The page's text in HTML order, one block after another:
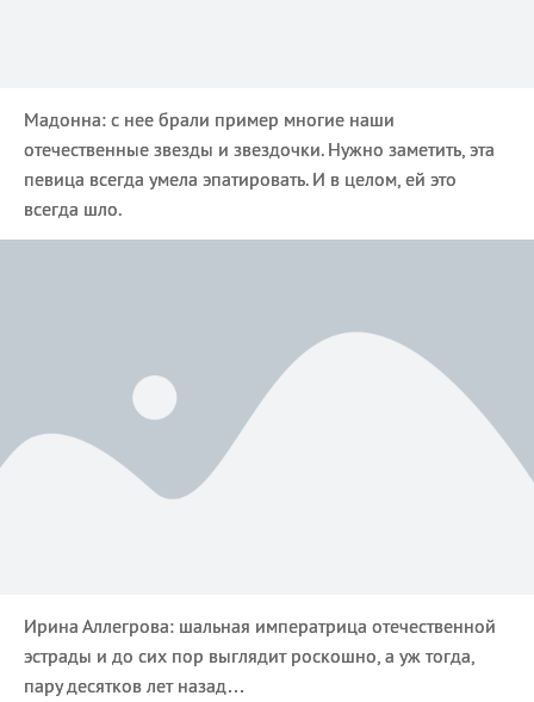
Мадонна: с нее брали пример многие наши
отечественные звезды и звездочки. Нужно заметить, эта
певица всегда умела эпатировать. И в целом, ей это
всегда шло.
Ирина Аллегрова: шальная императрица отечественной
эстрады и до сих пор выглядит роскошно, а уж тогда,
пару десятков лет назад…